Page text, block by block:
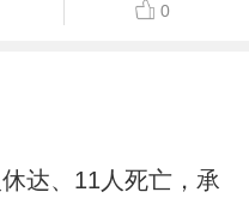
0
达、11人死亡，承